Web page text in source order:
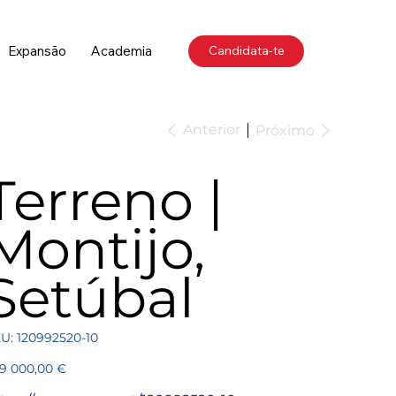
Expansão Academia Candidata-te
Anterior Próximo
|
SKU
120992520-
120992520-10
000,00 €